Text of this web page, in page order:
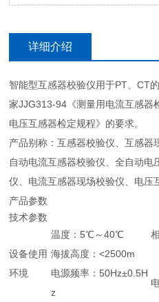
详细介绍
智能型互感器校验仪用于PT、CT
家JJG313-94《测量用电流互感器
电压互感器检定规程》的要求。
产品别称：互感器校验仪、互感器
自动电流互感器校验仪、全自动
仪、电流互感器现场校验仪、电压
产品参数
技术参数
设备使用
环境
温度：5℃～40℃
海拔高度：<2500m
电源频率：50Hz±0.5H
z